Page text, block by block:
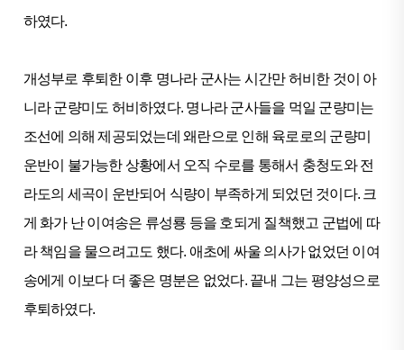
하였다.
개성부로 후퇴한 이후 명나라 군사는 시간만 허비한 것이 아
니라 군량미도 허비하였다. 명나라 군사들을 먹일 군량미는
조선에 의해 제공되었는데 왜란으로 인해 육로로의 군량미
운반이 불가능한 상황에서 오직 수로를 통해서 충청도와 전
라도의 세곡이 운반되어 식량이 부족하게 되었던 것이다. 크
게 화가 난 이여송은 류성룡 등을 호되게 질책했고 군법에 따
라 책임을 물으려고도 했다. 애초에 싸울 의사가 없었던 이여
송에게 이보다 더 좋은 명분은 없었다. 끝내 그는 평양성으로
후퇴하였다.